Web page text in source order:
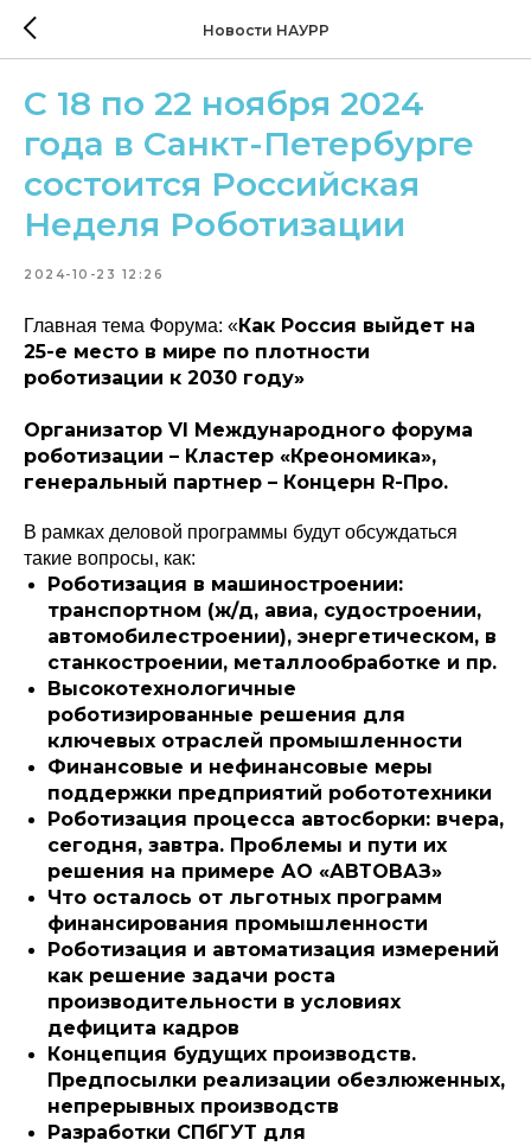
Новости НАУРР
С 18 по 22 ноября 2024
года в Санкт-Петербурге
состоится Российская
Неделя Роботизации
2024-10-23 12:26
Главная тема Форума: «Как Россия выйдет на
25-е место в мире по плотности
роботизации к 2030 году»
Организатор VI Международного форума
роботизации – Кластер «Креономика»,
генеральный партнер – Концерн R-Про.
В рамках деловой программы будут обсуждаться
такие вопросы, как:
Роботизация в машиностроении:
транспортном (ж/д, авиа, судостроении,
автомобилестроении), энергетическом, в
станкостроении, металлообработке и пр.
Высокотехнологичные
роботизированные решения для
ключевых отраслей промышленности
Финансовые и нефинансовые меры
поддержки предприятий робототехники
Роботизация процесса автосборки: вчера,
сегодня, завтра. Проблемы и пути их
решения на примере АО «АВТОВАЗ»
Что осталось от льготных программ
финансирования промышленности
Роботизация и автоматизация измерений
как решение задачи роста
производительности в условиях
дефицита кадров
Концепция будущих производств.
Предпосылки реализации обезлюженных,
непрерывных производств
Разработки СПбГУТ для